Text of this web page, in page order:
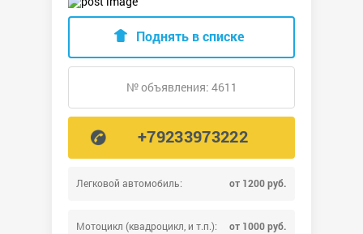
Легковой автомобиль: от 1200 руб.
Мотоцикл (квадроцикл, и т.п.): от 1000 руб.
Поднять в списке
№ объявления: 4611
+79233973222